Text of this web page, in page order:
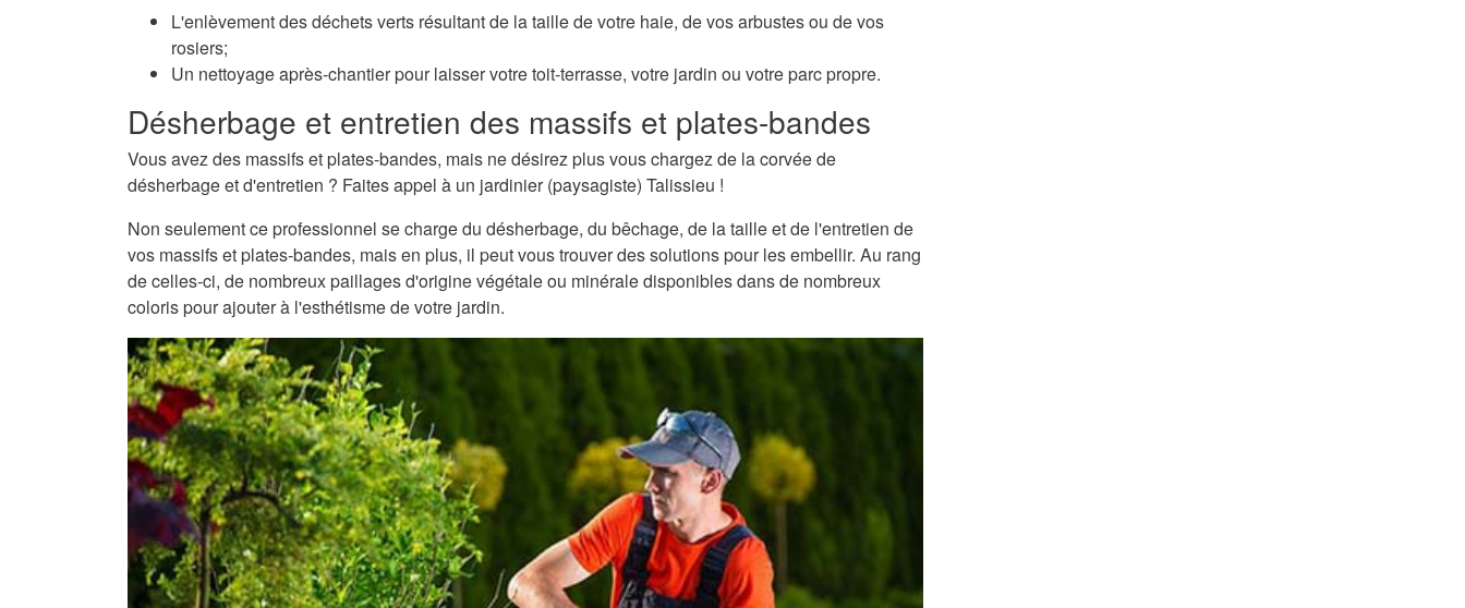
L'enlèvement des déchets verts résultant de la taille de votre haie, de vos arbustes ou de vos
rosiers;
Un nettoyage après-chantier pour laisser votre toit-terrasse, votre jardin ou votre parc propre.
Désherbage et entretien des massifs et plates-bandes
Vous avez des massifs et plates-bandes, mais ne désirez plus vous chargez de la corvée de
désherbage et d'entretien ? Faites appel à un jardinier (paysagiste) Talissieu !
Non seulement ce professionnel se charge du désherbage, du bêchage, de la taille et de l'entretien de
vos massifs et plates-bandes, mais en plus, il peut vous trouver des solutions pour les embellir. Au rang
de celles-ci, de nombreux paillages d'origine végétale ou minérale disponibles dans de nombreux
coloris pour ajouter à l'esthétisme de votre jardin.